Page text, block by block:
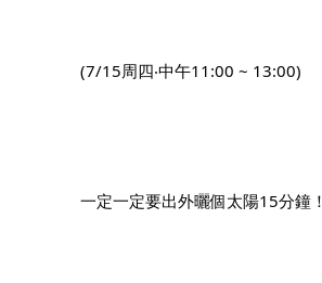
		(7/15周四‧中午11:00 ~ 13:00)
		一定一定要出外曬個太陽15分鐘！